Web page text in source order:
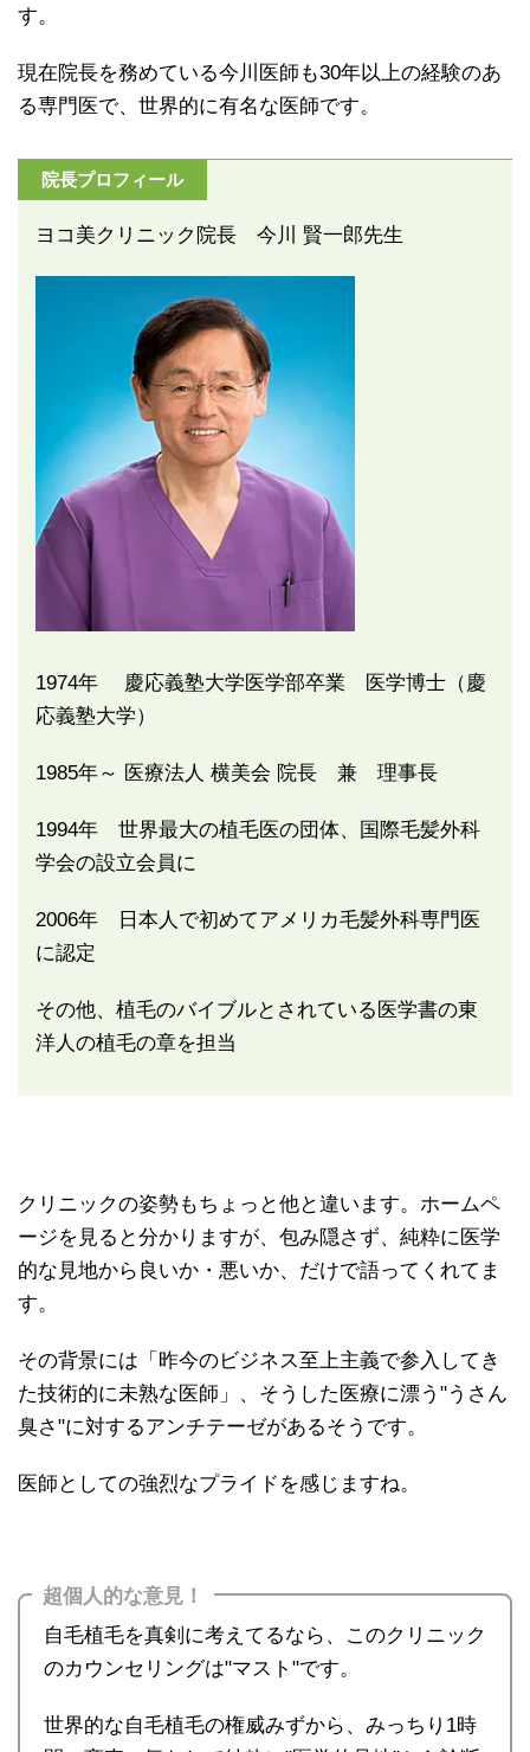
す。
現在院長を務めている今川医師も30年以上の経験のあ
る専門医で、世界的に有名な医師です。
院長プロフィール
ヨコ美クリニック院長 今川 賢一郎先生
1974年 慶応義塾大学医学部卒業 医学博士（慶
応義塾大学）
1985年～ 医療法人 横美会 院長 兼 理事長
1994年 世界最大の植毛医の団体、国際毛髪外科
学会の設立会員に
2006年 日本人で初めてアメリカ毛髪外科専門医
に認定
その他、植毛のバイブルとされている医学書の東
洋人の植毛の章を担当
クリニックの姿勢もちょっと他と違います。ホームペ
ージを見ると分かりますが、包み隠さず、純粋に医学
的な見地から良いか・悪いか、だけで語ってくれてま
す。
その背景には「昨今のビジネス至上主義で参入してき
た技術的に未熟な医師」、そうした医療に漂う"うさん
臭さ"に対するアンチテーゼがあるそうです。
医師としての強烈なプライドを感じますね。
超個人的な意見！
自毛植毛を真剣に考えてるなら、このクリニック
のカウンセリングは"マスト"です。
世界的な自毛植毛の権威みずから、みっちり1時